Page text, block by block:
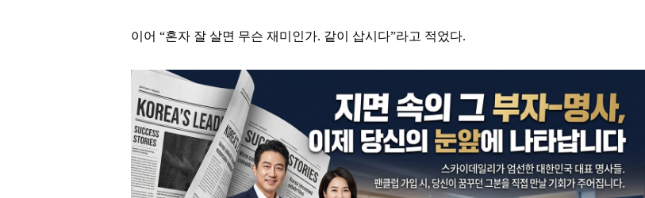
이어 “혼자 잘 살면 무슨 재미인가. 같이 삽시다”라고 적었다.